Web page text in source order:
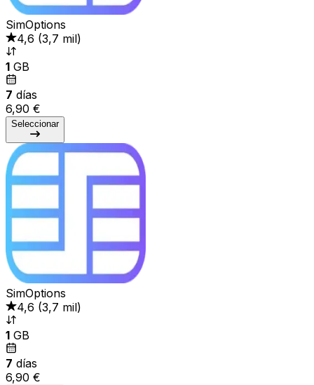
SimOptions
4,6 (3,7 mil)
1 GB
7 días
6,90 €
Seleccionar
SimOptions
4,6 (3,7 mil)
1 GB
7 días
6,90 €